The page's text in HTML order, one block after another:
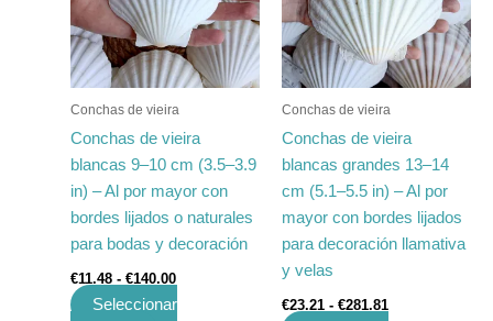
Conchas de vieira
Conchas de vieira
blancas 9–10 cm (3.5–3.9
in) – Al por mayor con
bordes lijados o naturales
para bodas y decoración
€11.48 - €140.00
€140.00
Seleccionar
variantes.
Las
opciones
elegir
en
la
página
de
producto
Conchas de vieira
Conchas de vieira
blancas grandes 13–14
cm (5.1–5.5 in) – Al por
mayor con bordes lijados
para decoración llamativa
y velas
€23.21 - €281.81
€281.81
variantes.
Las
opciones
elegir
en
la
página
de